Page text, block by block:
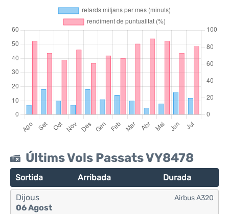
Últims Vols Passats VY8478
Sortida Arribada Durada
Dijous
06 Agost
Airbus A320